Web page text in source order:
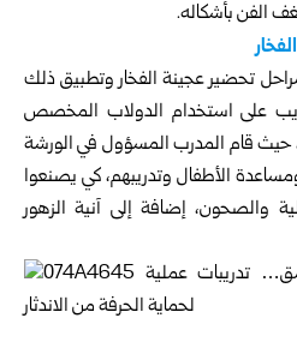
الفن بأشكاله.
تحضير عجينة الفخار وتطبيق ذلك
على استخدام الدولاب المخصص
قام المدرب المسؤول في الورشة
الأطفال وتدريبهم، كي يصنعوا
والصحون، إضافة إلى آنية الزهور